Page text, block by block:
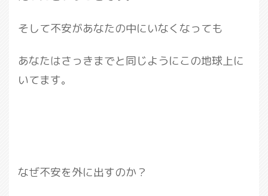
そして不安があなたの中にいなくなっても
あなたはさっきまでと同じようにこの地球上に
いてます。
なぜ不安を外に出すのか？